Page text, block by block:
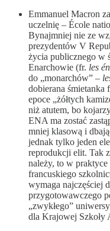
Emmanuel Macron
uczelnię – École
Bynajmniej nie ze
prezydentów V
życia publicznego w
Enarchowie (fr. les
do „monarchów” –
dobierana śmietanka
epoce „żółtych
niż atutem, bo
ENA ma zostać
mniej klasową i
jednak tylko jeden
reprodukcji elit. Tak
należy, to w praktyce
francuskiego
wymaga najczęściej
przygotowawczego
„zwykłego”
dla Krajowej Szkoły